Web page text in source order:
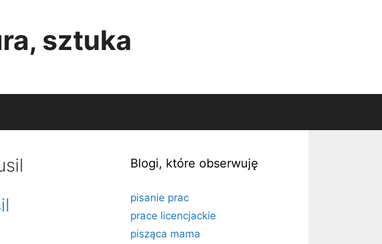
sztuka
Blogi, które obserwuję
pisanie prac
prace licencjackie
pisząca mama